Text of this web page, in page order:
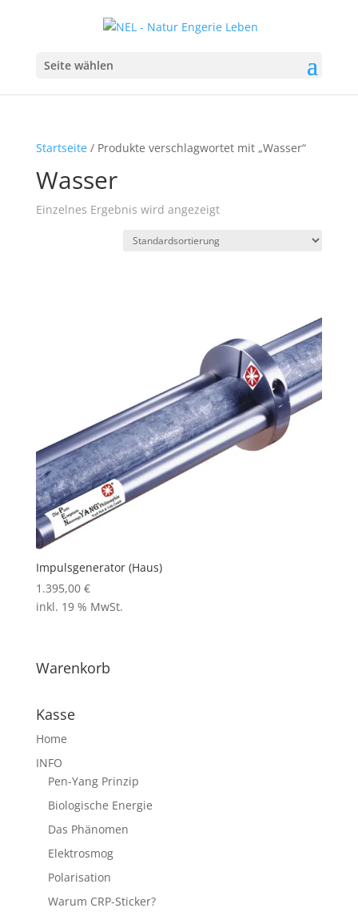
Seite wählen
Startseite/ Produkte verschlagwortet mit „Wasser“
Wasser
Einzelnes Ergebnis wird angezeigt
Impulsgenerator (Haus)
1.395,00 €
inkl. 19 % MwSt.
Warenkorb
Kasse
Home
INFO
Pen-Yang Prinzip
Biologische Energie
Das Phänomen
Elektrosmog
Polarisation
Warum CRP-Sticker?